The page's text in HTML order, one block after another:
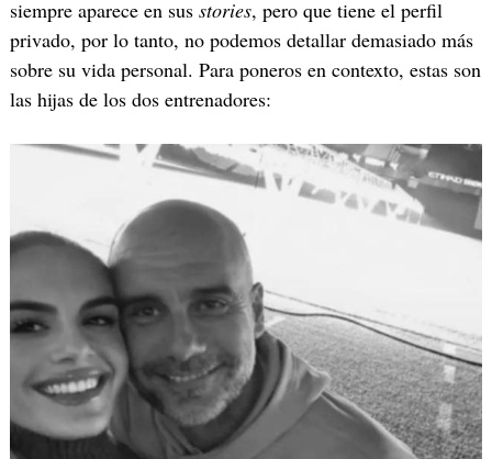
siempre aparece en sus stories, pero que tiene el perfil
privado, por lo tanto, no podemos detallar demasiado más
sobre su vida personal. Para poneros en contexto, estas son
las hijas de los dos entrenadores: